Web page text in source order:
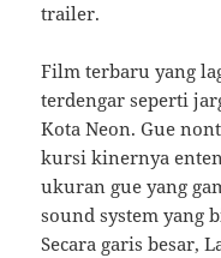
trailer.
Film terbaru yang
terdengar seperti
Kota Neon. Gue
kursi kinernya
ukuran gue yang
sound system yang
Secara garis besar,